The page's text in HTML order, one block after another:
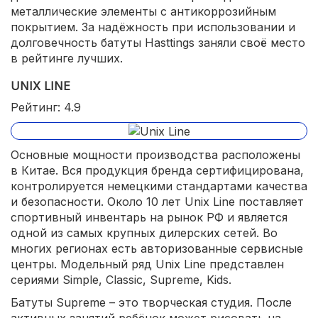
металлические элементы с антикоррозийным
покрытием. За надёжность при использовании и
долговечность батуты Hasttings заняли своё место
в рейтинге лучших.
UNIX LINE
Рейтинг: 4.9
Основные мощности производства расположены
в Китае. Вся продукция бренда сертифицирована,
контролируется немецкими стандартами качества
и безопасности. Около 10 лет Unix Line поставляет
спортивный инвентарь на рынок РФ и является
одной из самых крупных дилерских сетей. Во
многих регионах есть авторизованные сервисные
центры. Модельный ряд Unix Line представлен
сериями Simple, Classic, Supreme, Kids.
Батуты Supreme – это творческая студия. После